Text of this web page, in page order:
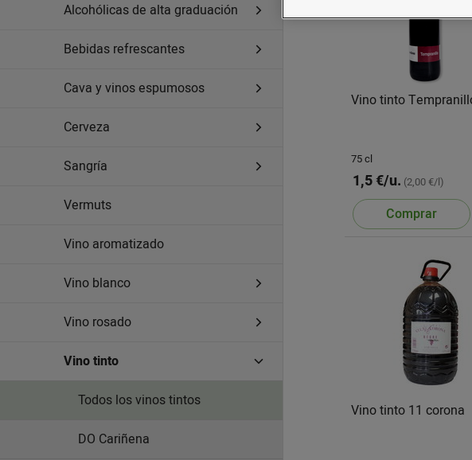
Alcohólicas de alta graduación
Bebidas refrescantes
Cava y vinos espumosos
Cerveza
Sangría
Vermuts
Vino aromatizado
Vino blanco
Vino rosado
Vino tinto
Todos los vinos tintos
DO Cariñena
Vino tinto
75 cl
1,5 €/u. (2,00 €/l)
Comprar
Vino tinto 11 corona